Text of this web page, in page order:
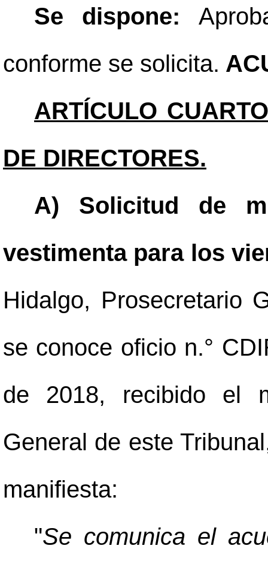
Se dispone:
conforme se solicita.
ARTÍCULO
DE DIRECTORES.
A) Solicitud de
vestimenta para los
Hidalgo, Prosecretario
se conoce oficio n.°
de 2018, recibido el
General de este
manifiesta:
"Se comunica el